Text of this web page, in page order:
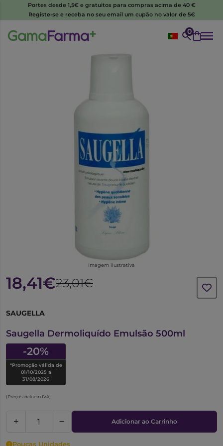
Portes desde 1,5€ e gratuitos para compras acima de 40 €
Registe-se e receba no seu email um cupão no valor de 5€
0
Imagem ilustrativa
18,41€23,01€
SAUGELLA
Saugella Dermoliquído Emulsão 500ml
-20%
*Promoção válida de
01/10/2025 a
31/08/2026
(Preços incluem IVA)
Adicionar ao Carrinho
Poucas Unidades